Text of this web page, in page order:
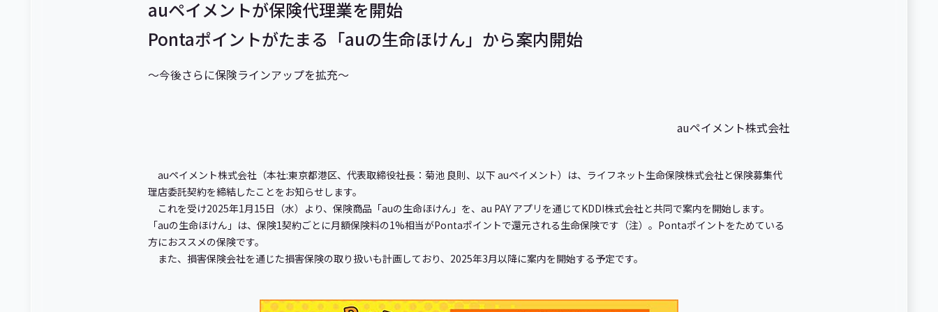
auペイメントが保険代理業を開始
Pontaポイントがたまる「auの生命ほけん」から案内開始
～今後さらに保険ラインアップを拡充～
auペイメント株式会社
auペイメント株式会社（本社:東京都港区、代表取締役社長：菊池 良則、以下 auペイメント）は、ライフネット生命保険株式会社と保険募集代
理店委託契約を締結したことをお知らせします。
これを受け2025年1月15日（水）より、保険商品「auの生命ほけん」を、au PAY アプリを通じてKDDI株式会社と共同で案内を開始します。
「auの生命ほけん」は、保険1契約ごとに月額保険料の1%相当がPontaポイントで還元される生命保険です（注）。Pontaポイントをためている
方におススメの保険です。
また、損害保険会社を通じた損害保険の取り扱いも計画しており、2025年3月以降に案内を開始する予定です。